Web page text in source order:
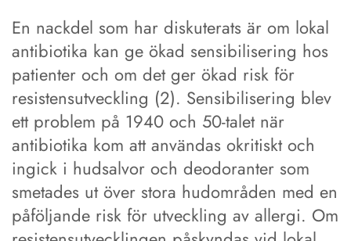
En nackdel som har diskuterats är om lokal
antibiotika kan ge ökad sensibilisering hos
patienter och om det ger ökad risk för
resistensutveckling (2). Sensibilisering blev
ett problem på 1940 och 50-talet när
antibiotika kom att användas okritiskt och
ingick i hudsalvor och deodoranter som
smetades ut över stora hudområden med en
påföljande risk för utveckling av allergi. Om